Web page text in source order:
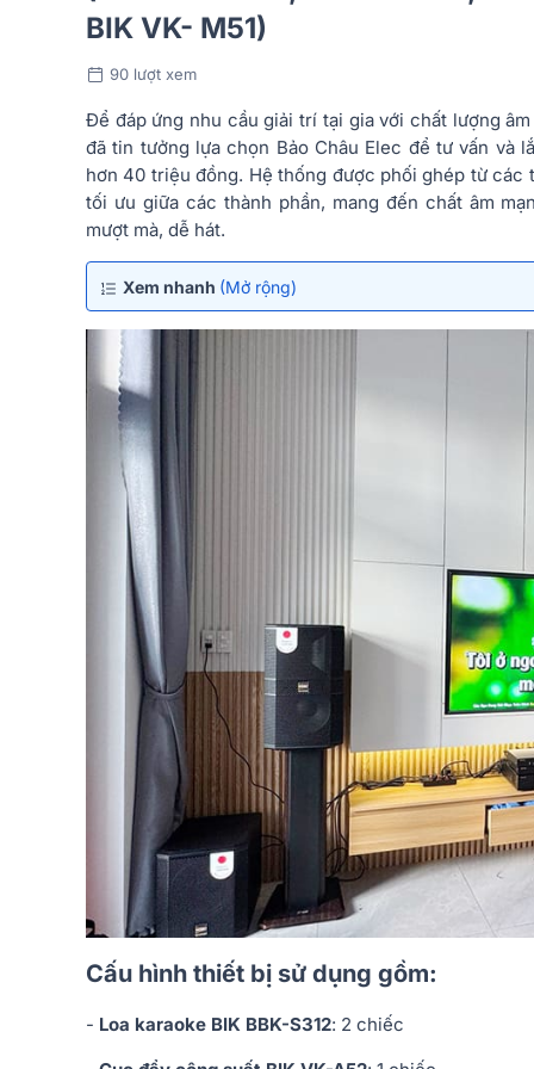
BIK VK- M51)
90 lượt xem
Để đáp ứng nhu cầu giải trí tại gia với chất lượng
đã tin tưởng lựa chọn Bảo Châu Elec để tư vấn và
hơn 40 triệu đồng. Hệ thống được phối ghép từ
tối ưu giữa các thành phần, mang đến chất âm
mượt mà, dễ hát.
Xem nhanh (Mở rộng)
Cấu hình thiết bị sử dụng gồm:
- Loa karaoke BIK BBK-S312: 2 chiếc